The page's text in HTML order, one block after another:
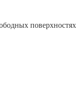
поверхностях